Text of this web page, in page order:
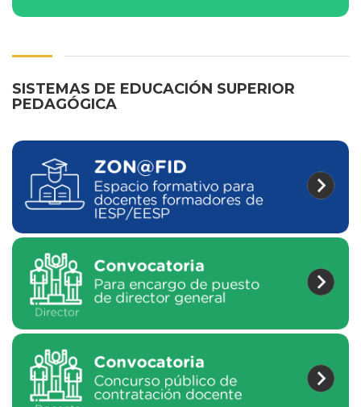
SISTEMAS DE EDUCACIÓN SUPERIOR
PEDAGÓGICA